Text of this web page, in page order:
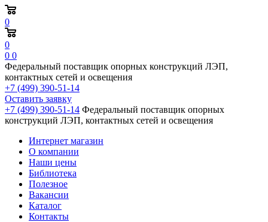
0
0
0 0
Федеральный поставщик опорных конструкций ЛЭП,
контактных сетей и освещения
+7 (499) 390-51-14
Оставить заявку
+7 (499) 390-51-14 Федеральный поставщик опорных
конструкций ЛЭП, контактных сетей и освещения
Интернет магазин
О компании
Наши цены
Библиотека
Полезное
Вакансии
Каталог
Контакты